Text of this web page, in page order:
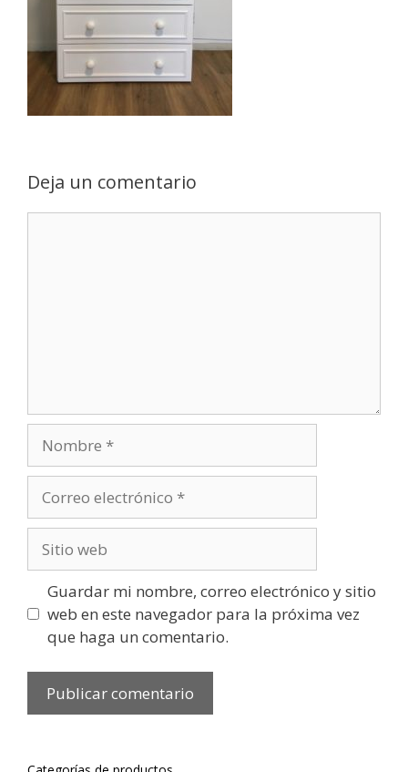
Deja un comentario
electrónico
web
Guardar mi nombre, correo electrónico y sitio
web en este navegador para la próxima vez
que haga un comentario.